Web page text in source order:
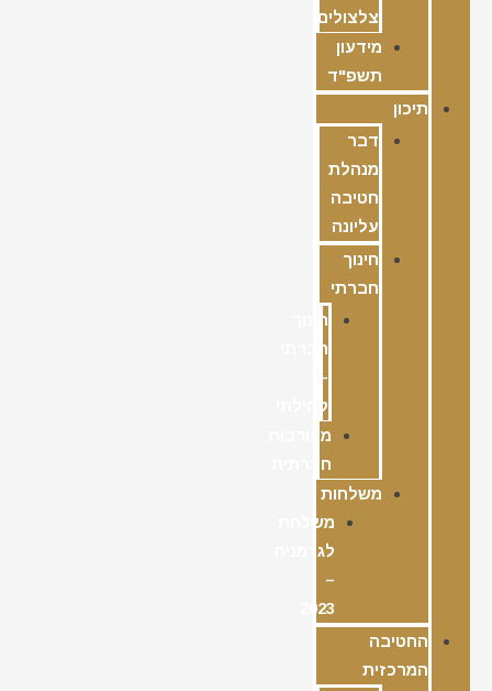
צלצולים
מידעון
תשפ"ד
תיכון
דבר
מנהלת
חטיבה
עליונה
חינוך
חברתי
חינוך
חברתי
–
קהילתי
מעורבות
חברתית
משלחות
משלחת
לגרמניה
–
2023
החטיבה
המרכזית